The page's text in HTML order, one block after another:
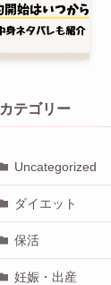
カテゴリー
Uncategorized
ダイエット
保活
妊娠・出産